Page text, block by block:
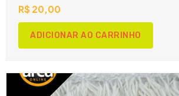
R$20,00
ADICIONAR AO CARRINHO